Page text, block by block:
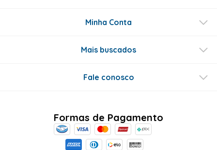
Minha Conta
Mais buscados
Fale conosco
Formas de Pagamento